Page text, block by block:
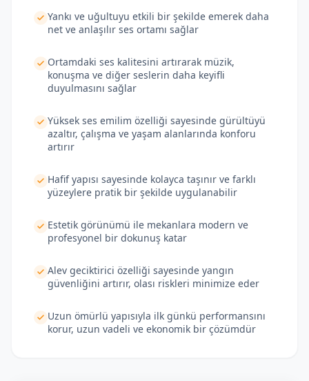
Yankı ve uğultuyu etkili bir şekilde emerek daha
net ve anlaşılır ses ortamı sağlar
Ortamdaki ses kalitesini artırarak müzik,
konuşma ve diğer seslerin daha keyifli
duyulmasını sağlar
Yüksek ses emilim özelliği sayesinde gürültüyü
azaltır, çalışma ve yaşam alanlarında konforu
artırır
Hafif yapısı sayesinde kolayca taşınır ve farklı
yüzeylere pratik bir şekilde uygulanabilir
Estetik görünümü ile mekanlara modern ve
profesyonel bir dokunuş katar
Alev geciktirici özelliği sayesinde yangın
güvenliğini artırır, olası riskleri minimize eder
Uzun ömürlü yapısıyla ilk günkü performansını
korur, uzun vadeli ve ekonomik bir çözümdür